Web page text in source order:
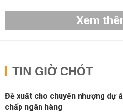
Xem
TIN GIỜ CHÓT
Đề xuất cho chuyển nhượng dự
chấp ngân hàng